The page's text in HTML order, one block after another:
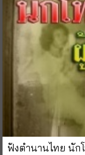
ฟังตำนานไทย นัก